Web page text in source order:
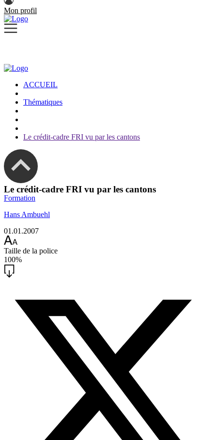
Mon profil
ACCUEIL
Thématiques
Le crédit-cadre FRI vu par les cantons
Le crédit-cadre FRI vu par les cantons
Formation
Hans Ambuehl
01.01.2007
Taille de la police
100%